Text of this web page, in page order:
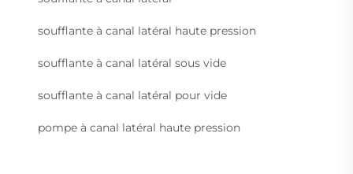
soufflante à canal latéral haute pression
soufflante à canal latéral sous vide
soufflante à canal latéral pour vide
pompe à canal latéral haute pression